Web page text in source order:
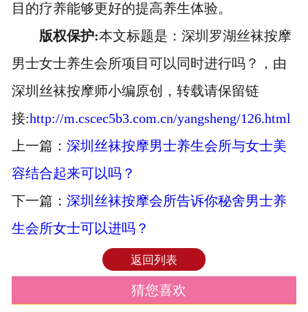
目的疗养能够更好的提高养生体验。
版权保护:本文标题是：深圳罗湖丝袜按摩
男士女士养生会所项目可以同时进行吗？，由
深圳丝袜按摩师小编原创，转载请保留链
接:http://m.cscec5b3.com.cn/yangsheng/126.html
上一篇： 深圳丝袜按摩男士养生会所与女士美
容结合起来可以吗？
下一篇： 深圳丝袜按摩会所告诉你秘舍男士养
生会所女士可以进吗？
返回列表
猜您喜欢